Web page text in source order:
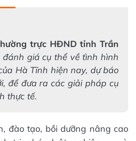
trực HĐND tỉnh Trần
đánh giá cụ thể về tình hình
Hà Tĩnh hiện nay, dự báo
để đưa ra các giải pháp cụ
thực tế.
đào tạo, bồi dưỡng nâng cao